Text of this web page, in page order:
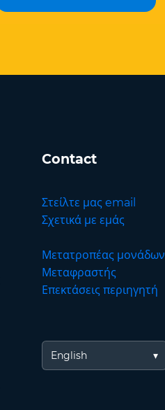
Contact
Στείλτε μας email
Σχετικά με εμάς
Μετατροπέας μονάδων
Μεταφραστής
Επεκτάσεις περιηγητή
English